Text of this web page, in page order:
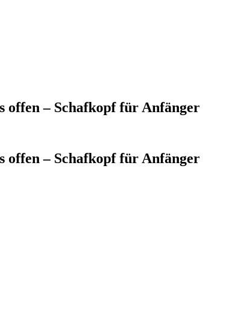
offen – Schafkopf für Anfänger
offen – Schafkopf für Anfänger